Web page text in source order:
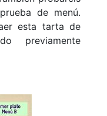
de menú.
esta tarta de
previamente